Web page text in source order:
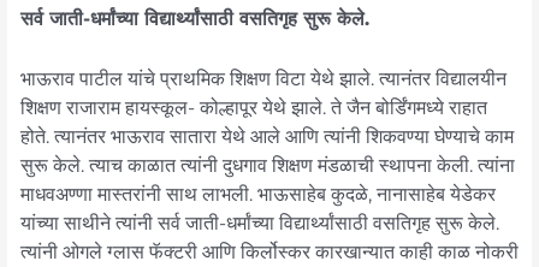
सर्व जाती-धर्मांच्या विद्यार्थ्यांसाठी वसतिगृह सुरू केले.
भाऊराव पाटील यांचे प्राथमिक शिक्षण विटा येथे झाले. त्यानंतर विद्यालयीन
शिक्षण राजाराम हायस्कूल- कोल्हापूर येथे झाले. ते जैन बोर्डिंगमध्ये राहात
होते. त्यानंतर भाऊराव सातारा येथे आले आणि त्यांनी शिकवण्या घेण्याचे काम
सुरू केले. त्याच काळात त्यांनी दुधगाव शिक्षण मंडळाची स्थापना केली. त्यांना
माधवअण्णा मास्तरांनी साथ लाभली. भाऊसाहेब कुदळे, नानासाहेब येडेकर
यांच्या साथीने त्यांनी सर्व जाती-धर्मांच्या विद्यार्थ्यांसाठी वसतिगृह सुरू केले.
त्यांनी ओगले ग्लास फॅक्‍टरी आणि किर्लोस्कर कारखान्यात काही काळ नोकरी